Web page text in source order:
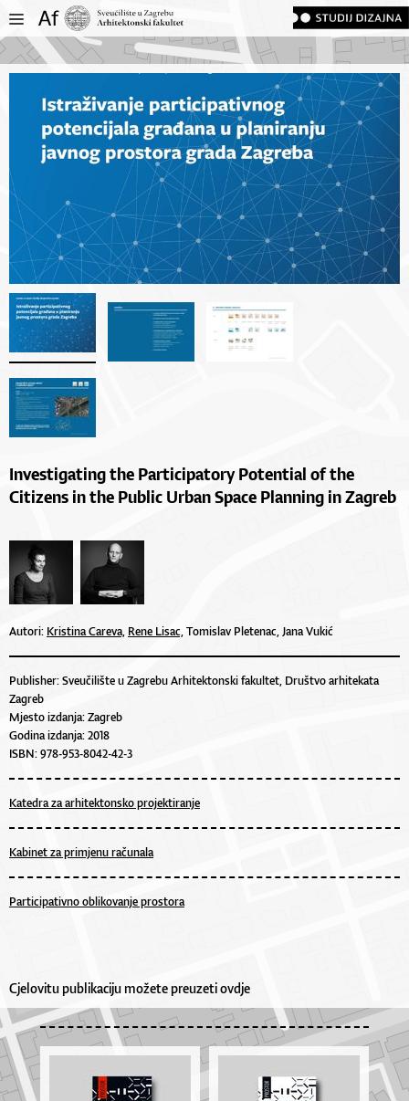
Investigating the Participatory Potential of the
Citizens in the Public Urban Space Planning in Zagreb
Autori: Kristina Careva, Rene Lisac,Tomislav Pletenac, Jana Vukić
Publisher: Sveučilište u Zagrebu Arhitektonski fakultet, Društvo arhitekata
Zagreb
Mjesto izdanja: Zagreb
Godina izdanja: 2018
ISBN: 978-953-8042-42-3
Katedra za arhitektonsko projektiranje
Kabinet za primjenu računala
Participativno oblikovanje prostora
Cjelovitu publikaciju možete preuzeti ovdje